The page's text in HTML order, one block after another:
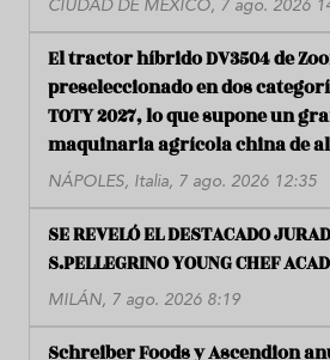
CIUDAD DE MÉXICO, 7 ago. 2026
El tractor híbrido DV3504 de
preseleccionado en dos
TOTY 2027, lo que supone un
maquinaria agrícola china de
NÁPOLES, Italia, 7 ago. 2026 12:35
SE REVELÓ EL DESTACADO
S.PELLEGRINO YOUNG CHEF
MILÁN, 7 ago. 2026 8:19
Schreiber Foods y Ascendion